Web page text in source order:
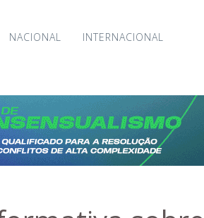
NACIONAL INTERNACIONAL